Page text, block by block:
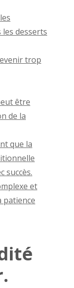
les desserts
trop
être
de la
que la
succès.
et
patience